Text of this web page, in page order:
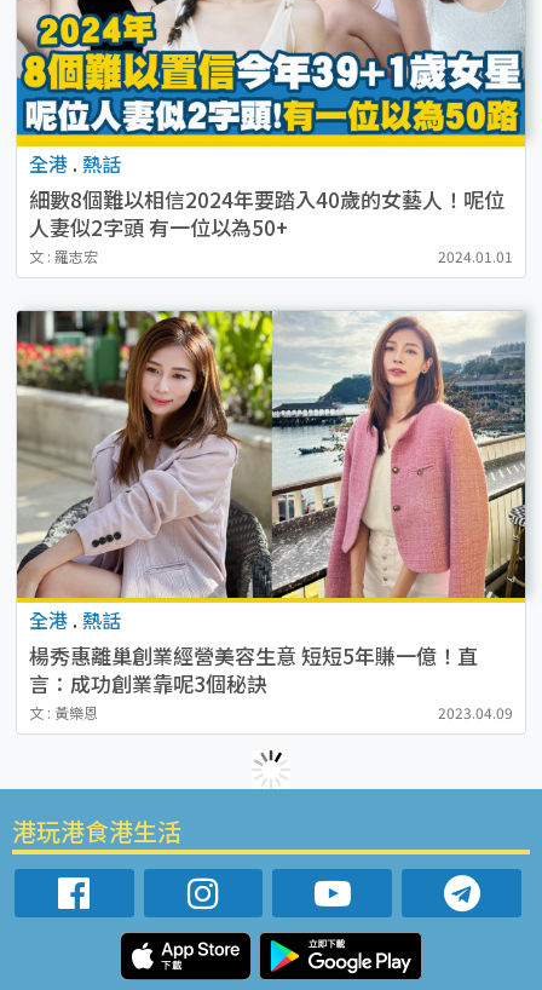
全港 . 熱話
細數8個難以相信2024年要踏入40歲的女藝人！呢位
人妻似2字頭 有一位以為50+
文 : 羅志宏 2024.01.01
全港 . 熱話
楊秀惠離巢創業經營美容生意 短短5年賺一億！直
言：成功創業靠呢3個秘訣
文 : 黃樂恩 2023.04.09
港玩港食港生活